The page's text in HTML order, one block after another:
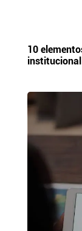
10
institucional